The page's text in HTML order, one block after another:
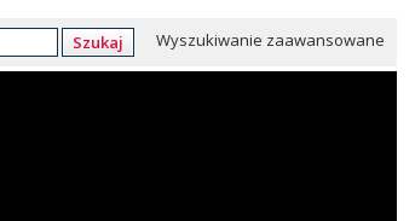
Szukaj Wyszukiwanie zaawansowane